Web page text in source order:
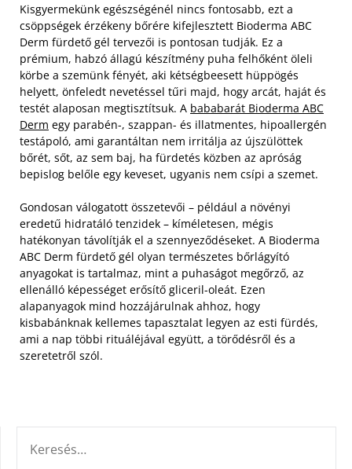
Kisgyermekünk egészségénél nincs fontosabb, ezt a
csöppségek érzékeny bőrére kifejlesztett Bioderma ABC
Derm fürdető gél tervezői is pontosan tudják. Ez a
prémium, habzó állagú készítmény puha felhőként öleli
körbe a szemünk fényét, aki kétségbeesett hüppögés
helyett, önfeledt nevetéssel tűri majd, hogy arcát, haját és
testét alaposan megtisztítsuk. A bababarát Bioderma ABC
Derm egy parabén-, szappan- és illatmentes, hipoallergén
testápoló, ami garantáltan nem irritálja az újszülöttek
bőrét, sőt, az sem baj, ha fürdetés közben az apróság
bepislog belőle egy keveset, ugyanis nem csípi a szemet.
Gondosan válogatott összetevői – például a növényi
eredetű hidratáló tenzidek – kíméletesen, mégis
hatékonyan távolítják el a szennyeződéseket. A Bioderma
ABC Derm fürdető gél olyan természetes bőrlágyító
anyagokat is tartalmaz, mint a puhaságot megőrző, az
ellenálló képességet erősítő gliceril-oleát. Ezen
alapanyagok mind hozzájárulnak ahhoz, hogy
kisbabánknak kellemes tapasztalat legyen az esti fürdés,
ami a nap többi rituáléjával együtt, a törődésről és a
szeretetről szól.